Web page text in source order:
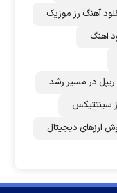
آهنگ رز‌ موزیک
اهنگ
ریپل در مسیر رشد
سینتتیکس
ارزهای دیجیتال